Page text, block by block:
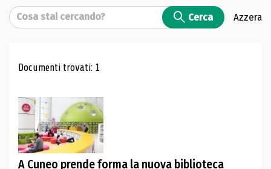
Cerca Cerca Azzera
Risultati di ricerca
Documenti trovati: 1
A Cuneo prende forma la nuova biblioteca